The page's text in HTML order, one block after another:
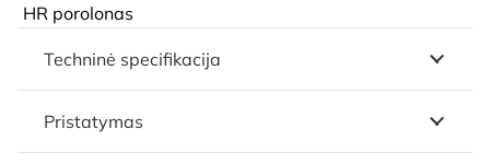
HR porolonas
Techninė specifikacija
Pristatymas